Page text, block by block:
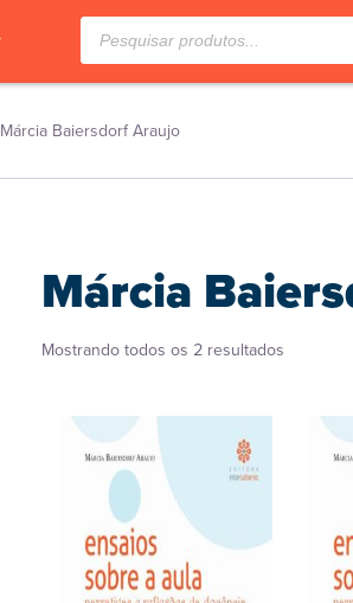
Pesquisar
produtos
Márcia Baiersdorf Araujo
Márcia
Mostrando todos os 2 resultados